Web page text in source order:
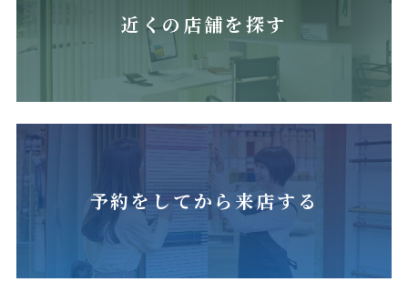
近くの店舗を探す
予約をしてから来店する